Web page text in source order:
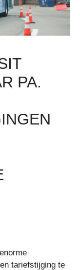
PA.
tariefstijging te